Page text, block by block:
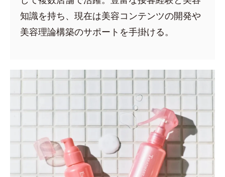
知識を持ち、現在は美容コンテンツの開発や
美容理論構築のサポートを手掛ける。